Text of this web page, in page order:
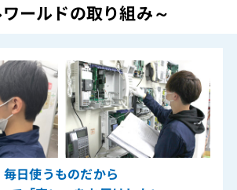
ールドの取り組み～
毎日使うものだから